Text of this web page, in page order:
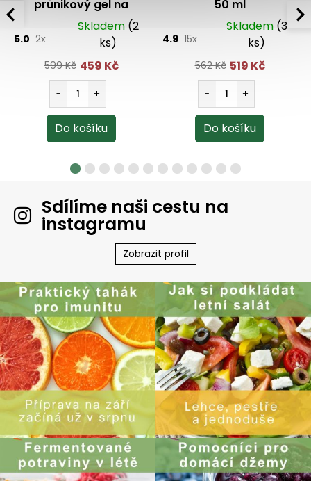
průnikový gel na
křečové žíly a
hematomy 100 ml
5.0 2x
Skladem (2
ks)
599 Kč 459 Kč
50 ml
4.9 15x
Skladem (3
ks)
562 Kč 519 Kč
Sdílíme naši cestu na
instagramu
Zobrazit profil